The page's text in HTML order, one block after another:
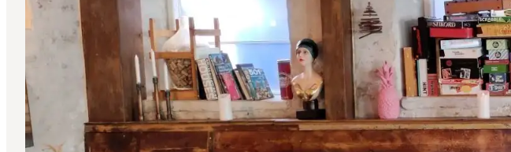
Spisesteder
Overnatning
Planlæg din tur
Book guidet tur